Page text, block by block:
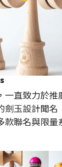
一直致力於推
劍玉設計聞名
款聯名與限量